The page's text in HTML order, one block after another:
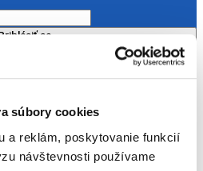
súbory cookies
a reklám, poskytovanie funkcií
návštevnosti používame
sa